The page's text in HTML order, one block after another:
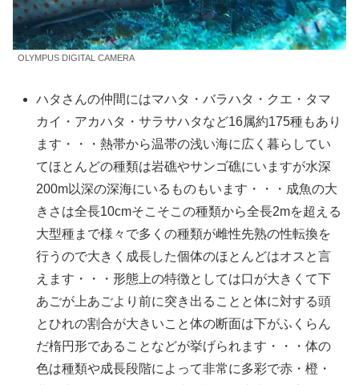
OLYMPUS DIGITAL CAMERA
ハタさんの仲間にはマハタ・バラハタ・クエ・タマ
カイ・アカハタ・サラサハタなど16属約175種もあり
ます・・・熱帯から温帯の浅い海に広く暮らしてい
てほとんどの種類は岩礁やサンゴ礁にいますが水深
200m以深の深海にいるものもいます・・・成魚の大
きさは全長10cmそこそこの種類から全長2mを超える
大型種まで様々で多くの種類が雌性先熟の性転換を
行うので大きく成長した個体のほとんどはオスと言
えます・・・形態上の特徴としては口が大きくて下
あごが上あごより前に突き出ることと体に対する頭
とひれの割合が大きいこと体の断面は下がふくらん
だ楕円形であることなどが挙げられます・・・体の
色は種類や成長段階によって非常に多彩で赤・橙・